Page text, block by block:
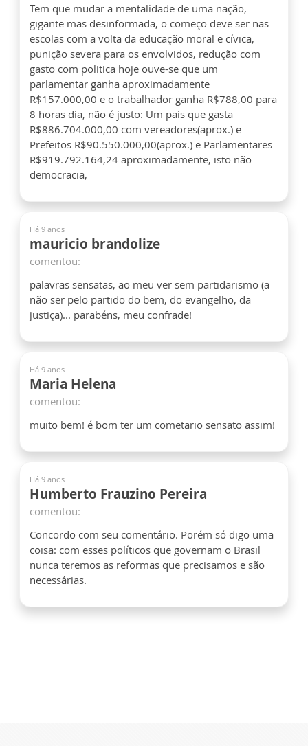
Tem que mudar a mentalidade de uma nação,
gigante mas desinformada, o começo deve ser nas
escolas com a volta da educação moral e cívica,
punição severa para os envolvidos, redução com
gasto com politica hoje ouve-se que um
parlamentar ganha aproximadamente
R$157.000,00 e o trabalhador ganha R$788,00 para
8 horas dia, não é justo: Um pais que gasta
R$886.704.000,00 com vereadores(aprox.) e
Prefeitos R$90.550.000,00(aprox.) e Parlamentares
R$919.792.164,24 aproximadamente, isto não
democracia,
Há 9 anos
mauricio brandolize
comentou:
palavras sensatas, ao meu ver sem partidarismo (a
não ser pelo partido do bem, do evangelho, da
justiça)... parabéns, meu confrade!
Há 9 anos
Maria Helena
comentou:
muito bem! é bom ter um cometario sensato assim!
Há 9 anos
Humberto Frauzino Pereira
comentou:
Concordo com seu comentário. Porém só digo uma
coisa: com esses políticos que governam o Brasil
nunca teremos as reformas que precisamos e são
necessárias.